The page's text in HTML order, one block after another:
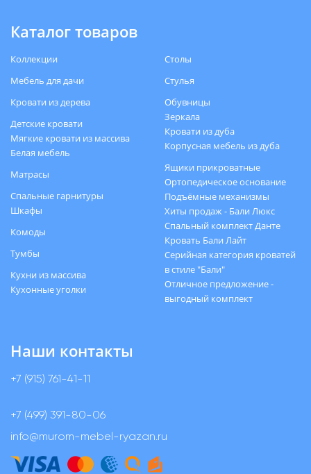
Каталог товаров
Коллекции
Мебель для дачи
Кровати из дерева
Детские кровати
Мягкие кровати из массива
Белая мебель
Матрасы
Спальные гарнитуры
Шкафы
Комоды
Тумбы
Кухни из массива
Кухонные уголки
Столы
Стулья
Обувницы
Зеркала
Кровати из дуба
Корпусная мебель из дуба
Ящики прикроватные
Ортопедическое основание
Подъёмные механизмы
Хиты продаж - Бали Люкс
Спальный комплект Данте
Кровать Бали Лайт
Серийная категория кроватей
в стиле "Бали"
Отличное предложение -
выгодный комплект
Наши контакты
+7 (915) 761-41-11
+7 (499) 391-80-06
info@murom-mebel-ryazan.ru